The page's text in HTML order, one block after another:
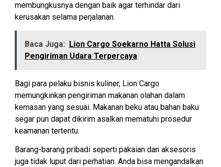
membungkusnya dengan baik agar terhindar dari
kerusakan selama perjalanan.
Baca Juga: Lion Cargo Soekarno Hatta Solusi
Pengiriman Udara Terpercaya
Bagi para pelaku bisnis kuliner, Lion Cargo
memungkinkan pengiriman makanan olahan dalam
kemasan yang sesuai. Makanan beku atau bahan baku
segar pun dapat dikirim asalkan mematuhi prosedur
keamanan tertentu.
Barang-barang pribadi seperti pakaian dan aksesoris
juga tidak luput dari perhatian. Anda bisa mengandalkan